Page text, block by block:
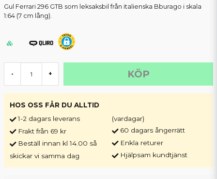
Gul Ferrari 296 GTB som leksaksbil från italienska Bburago i skala
1:64 (7 cm lång).
- + KÖP
HOS OSS FÅR DU ALLTID
1-2 dagars leverans
Frakt från 69 kr
Beställ innan kl 14.00 så
skickar vi samma dag
(vardagar)
60 dagars ångerrätt
Enkla returer
Hjälpsam kundtjänst